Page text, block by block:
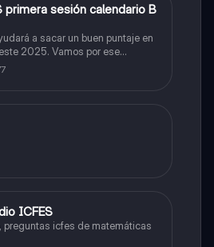
primera sesión calendario B
a sacar un buen puntaje en
2025. Vamos por ese
admitido en la universidad que
que quieres y no la que te
ICFES
preguntas icfes de matemáticas